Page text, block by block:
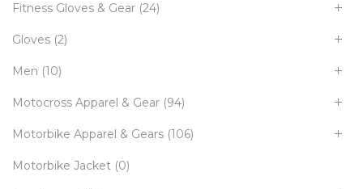
Fitness Gloves & Gear (24)
Gloves (2)
Men (10)
Motocross Apparel & Gear (94)
Motorbike Apparel & Gears (106)
Motorbike Jacket (0)